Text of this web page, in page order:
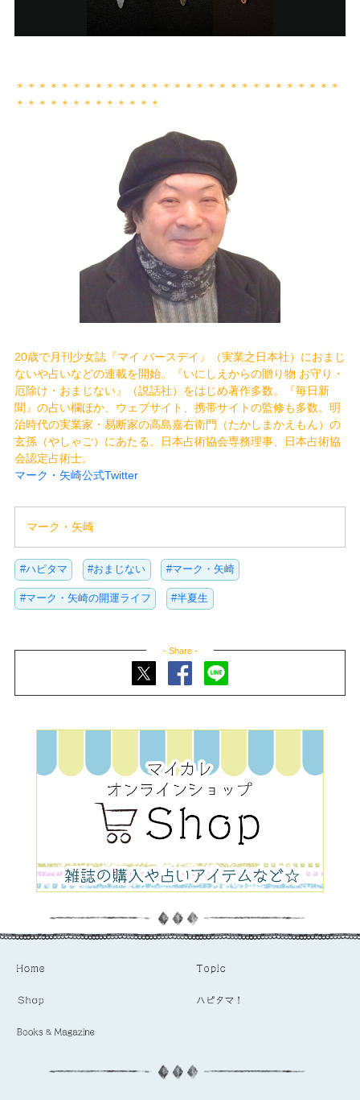
＊＊＊＊＊＊＊＊＊＊＊＊＊＊＊＊＊＊＊＊＊＊＊＊＊＊＊＊＊
＊＊＊＊＊＊＊＊＊＊＊＊＊
20歳で月刊少女誌『マイ バースデイ』（実業之日本社）におまじ
ないや占いなどの連載を開始。『いにしえからの贈り物 お守り・
厄除け・おまじない』（説話社）をはじめ著作多数。『毎日新
聞』の占い欄ほか、ウェブサイト、携帯サイトの監修も多数。明
治時代の実業家・易断家の高島嘉右衛門（たかしまかえもん）の
玄孫（やしゃご）にあたる。日本占術協会専務理事、日本占術協
会認定占術士。
マーク・矢崎公式Twitter
マーク・矢崎
#ハピタマ #おまじない #マーク・矢崎
#マーク・矢崎の開運ライフ #半夏生
- Share -